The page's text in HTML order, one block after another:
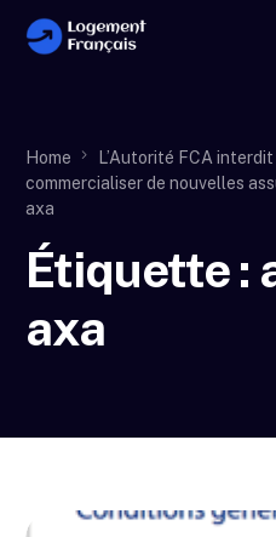
Home
L’Autorité FCA
commercialiser de nouvelles
axa
Étiquette :
axa